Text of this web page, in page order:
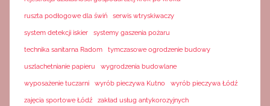
ruszta podłogowe dla świń serwis wtryskiwaczy
system detekcji iskier systemy gaszenia pożaru
technika sanitarna Radom tymczasowe ogrodzenie budowy
uszlachetnianie papieru wygrodzenia budowlane
wyposażenie tuczarni wyrób pieczywa Kutno wyrób pieczywa Łódź
zajęcia sportowe Łódź zakład usług antykorozyjnych